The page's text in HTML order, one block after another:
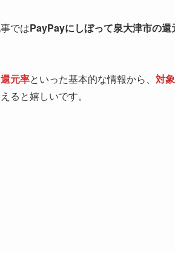
ではPayPayにしぼって泉大津市の還
還元率といった基本的な情報から、 対
ると嬉しいです。